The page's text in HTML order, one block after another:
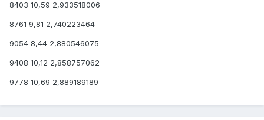
8403 10,59 2,933518006
8761 9,81 2,740223464
9054 8,44 2,880546075
9408 10,12 2,858757062
9778 10,69 2,889189189